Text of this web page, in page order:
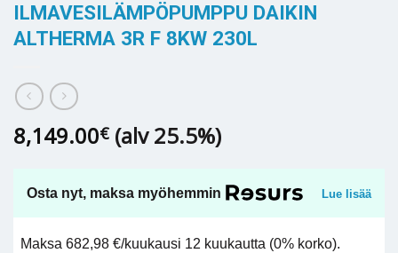
ILMAVESILÄMPÖPUMPPU DAIKIN
ALTHERMA 3R F 8KW 230L
8,149.00€ (alv 25.5%)
Osta nyt, maksa myöhemmin Lue lisää
Maksa 682,98 €/kuukausi 12 kuukautta (0% korko).